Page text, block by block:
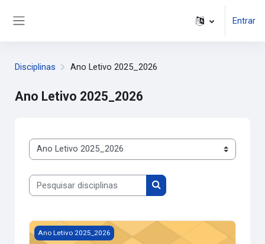
Entrar
Disciplinas Ano Letivo 2025_2026
Ano Letivo 2025_2026
Categorias de disciplinas
Pesquisar disciplinas
Pesquisar disciplinas
Imagem da disciplina Laboratórios de Educação Digital no
Ano Letivo 2025_2026